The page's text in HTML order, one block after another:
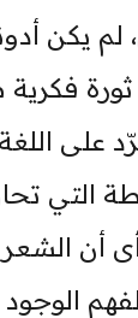
لم يكن
فكرية
على
التي
أن الشعر
الوجود